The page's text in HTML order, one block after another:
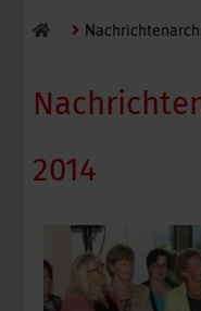
2014